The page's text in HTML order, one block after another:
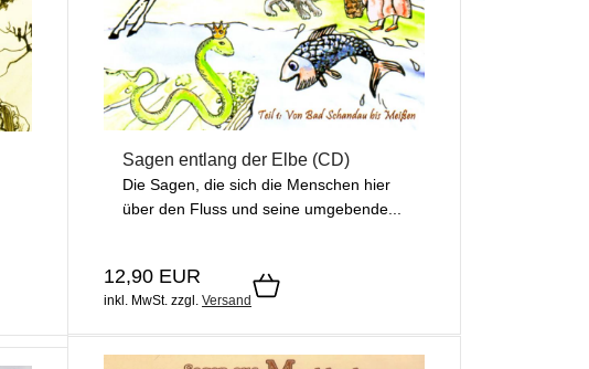
Sagen entlang der Elbe (CD)
Die Sagen, die sich die Menschen hier
über den Fluss und seine umgebende...
12,90 EUR
inkl. MwSt. zzgl. Versand